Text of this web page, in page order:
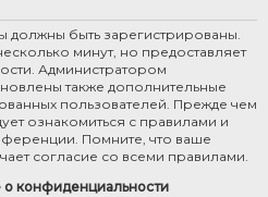
быть зарегистрированы.
минут, но предоставляет
Администратором
также дополнительные
пользователей. Прежде чем
ознакомиться с правилами и
Помните, что ваше
согласие со всеми правилами.
конфиденциальности